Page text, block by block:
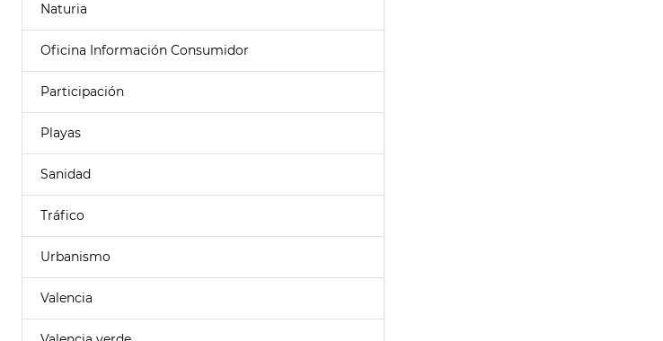
Naturia
Oficina Información Consumidor
Participación
Playas
Sanidad
Tráfico
Urbanismo
Valencia